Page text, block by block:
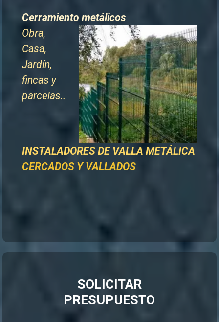
Cerramiento metálicos
Obra,
Casa,
Jardín,
fincas y
parcelas..
INSTALADORES DE VALLA METÁLICA
CERCADOS Y VALLADOS
SOLICITAR
PRESUPUESTO